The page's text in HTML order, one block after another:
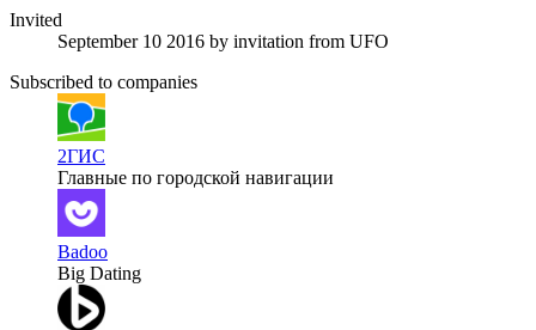
Invited
September 10 2016 by invitation from UFO
Subscribed to companies
2ГИС
Главные по городской навигации
Badoo
Big Dating